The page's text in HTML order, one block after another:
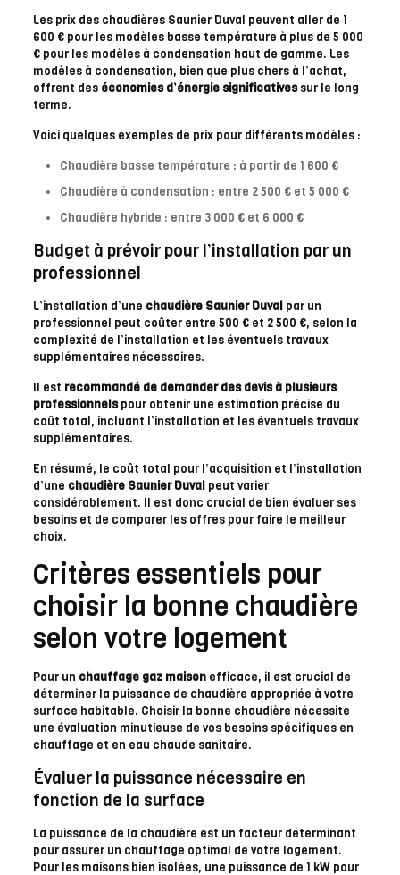
Les prix des chaudières Saunier Duval peuvent aller de 1
600 € pour les modèles basse température à plus de 5 000
€ pour les modèles à condensation haut de gamme. Les
modèles à condensation, bien que plus chers à l’achat,
offrent des économies d’énergie significativessur le long
terme.
Voici quelques exemples de prix pour différents modèles :
Chaudière basse température : à partir de 1 600 €
Chaudière à condensation : entre 2 500 € et 5 000 €
Chaudière hybride : entre 3 000 € et 6 000 €
Budget à prévoir pour l’installation par un
professionnel
L’installation d’une chaudière Saunier Duvalpar un
professionnel peut coûter entre 500 € et 2 500 €, selon la
complexité de l’installation et les éventuels travaux
supplémentaires nécessaires.
Il est recommandé de demander des devis à plusieurs
professionnelspour obtenir une estimation précise du
coût total, incluant l’installation et les éventuels travaux
supplémentaires.
En résumé, le coût total pour l’acquisition et l’installation
d’une chaudière Saunier Duvalpeut varier
considérablement. Il est donc crucial de bien évaluer ses
besoins et de comparer les offres pour faire le meilleur
choix.
Critères essentiels pour
choisir la bonne chaudière
selon votre logement
Pour un chauffage gaz maisonefficace, il est crucial de
déterminer la puissance de chaudière appropriée à votre
surface habitable. Choisir la bonne chaudière nécessite
une évaluation minutieuse de vos besoins spécifiques en
chauffage et en eau chaude sanitaire.
Évaluer la puissance nécessaire en
fonction de la surface
La puissance de la chaudière est un facteur déterminant
pour assurer un chauffage optimal de votre logement.
Pour les maisons bien isolées, une puissance de 1 kW pour